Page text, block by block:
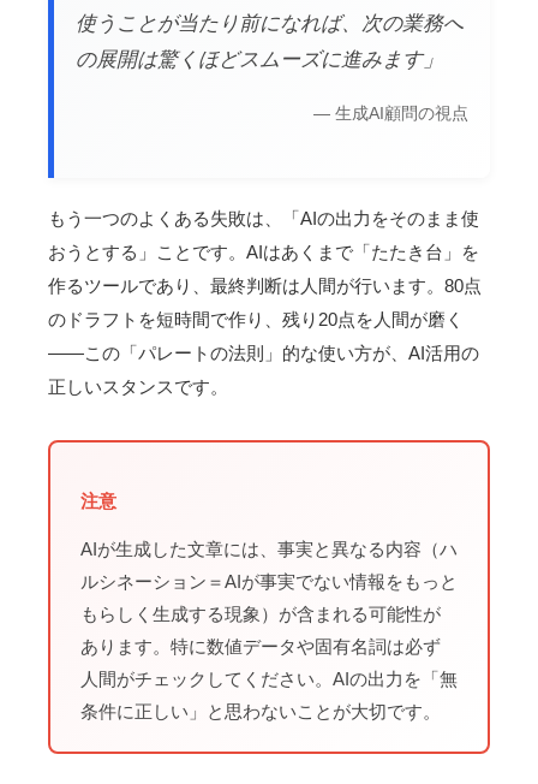
使うことが当たり前になれば、次の業務へ
の展開は驚くほどスムーズに進みます」
— 生成AI顧問の視点
もう一つのよくある失敗は、「AIの出力をそのまま使
おうとする」ことです。AIはあくまで「たたき台」を
作るツールであり、最終判断は人間が行います。80点
のドラフトを短時間で作り、残り20点を人間が磨く
——この「パレートの法則」的な使い方が、AI活用の
正しいスタンスです。
注意
AIが生成した文章には、事実と異なる内容（ハ
ルシネーション＝AIが事実でない情報をもっと
もらしく生成する現象）が含まれる可能性が
あります。特に数値データや固有名詞は必ず
人間がチェックしてください。AIの出力を「無
条件に正しい」と思わないことが大切です。